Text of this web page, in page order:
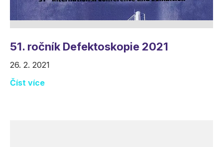
51. ročník Defektoskopie 2021
26. 2. 2021
Číst více